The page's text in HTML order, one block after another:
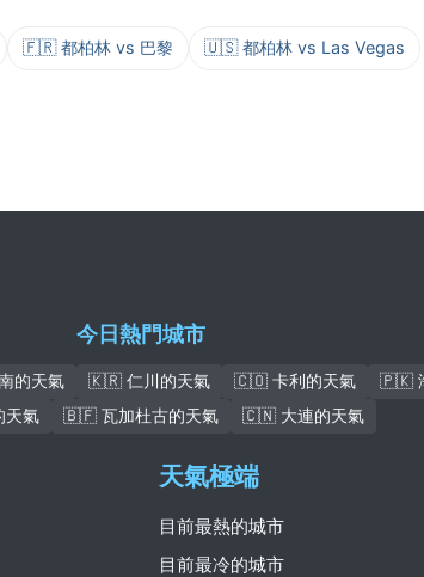
🇫🇷 都柏林 vs 巴黎 🇺🇸 都柏林 vs Las Vegas
今日熱門城市
的天氣 🇰🇷 仁川的天氣 🇨🇴 卡利的天氣 🇵🇰
氣
🇧🇫 瓦加杜古的天氣 🇨🇳 大連的天氣
天氣極端
目前最熱的城市
目前最冷的城市